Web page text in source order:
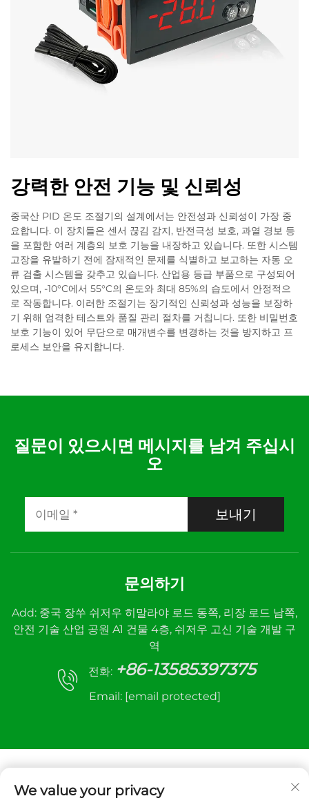
강력한 안전 기능 및 신뢰성
중국산 PID 온도 조절기의 설계에서는 안전성과 신뢰성이 가장 중
요합니다. 이 장치들은 센서 끊김 감지, 반전극성 보호, 과열 경보 등
을 포함한 여러 계층의 보호 기능을 내장하고 있습니다. 또한 시스템
고장을 유발하기 전에 잠재적인 문제를 식별하고 보고하는 자동 오
류 검출 시스템을 갖추고 있습니다. 산업용 등급 부품으로 구성되어
있으며, -10°C에서 55°C의 온도와 최대 85%의 습도에서 안정적으
로 작동합니다. 이러한 조절기는 장기적인 신뢰성과 성능을 보장하
기 위해 엄격한 테스트와 품질 관리 절차를 거칩니다. 또한 비밀번호
보호 기능이 있어 무단으로 매개변수를 변경하는 것을 방지하고 프
로세스 보안을 유지합니다.
질문이 있으시면 메시지를 남겨 주십시
오
보내기
문의하기
Add: 중국 장쑤 쉬저우 히말라야 로드 동쪽, 리장 로드 남쪽,
안전 기술 산업 공원 A1 건물 4층, 쉬저우 고신 기술 개발 구
역
전화: +86-13585397375
Email: [email protected]
We value your privacy